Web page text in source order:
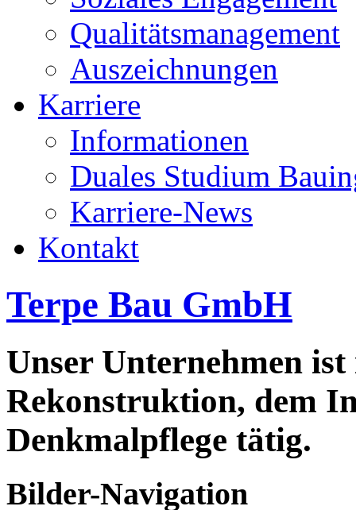
Qualitätsmanagement
Auszeichnungen
Karriere
Informationen
Duales Studium
Karriere-News
Kontakt
Terpe Bau GmbH
Unser Unternehmen
Rekonstruktion, dem
Denkmalpflege tätig.
Bilder-Navigation